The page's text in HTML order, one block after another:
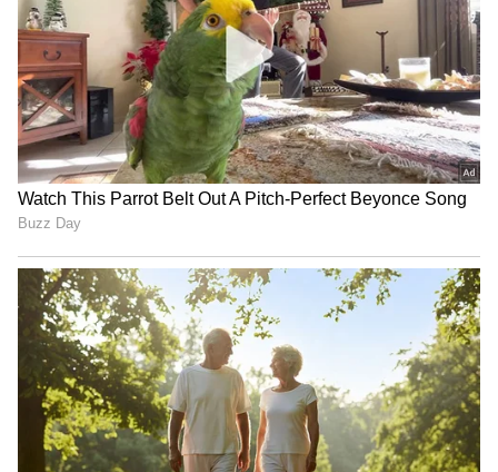
Image Credit :StockPhoto
ಪೊಲೀಸರಲ್ಲಿ ದೂರು
ಇದೇ ಕಾರಣಕ್ಕೆ ವಿಜಲಕ್ಷ್ಮಿ ಅವರು ಈ ಫೇಕ್​ ಅಕೌಂಟಿಗನ
ವಿರುದ್ಧ ಪೊಲೀಸರಲ್ಲಿ ದೂರು ದಾಖಲು ಮಾಡಿದ್ದಾರೆ.
ವಿಜಯಲಕ್ಷ್ಮಿ ಸಿನಿಮಾ ನೋಡಲು ಹೋದ ವೀಡಿಯೋಗಳನ್ನು
ಸಾಮಾಜಿಕ ಜಾಲತಾಣಗಳಲ್ಲಿ ಹಂಚಿಕೊಂಡು
ಆಕ್ಷೇಪಾರ್ಹವಾಗಿ ನಿಂದಿಸಿದ್ದಾರೆ.